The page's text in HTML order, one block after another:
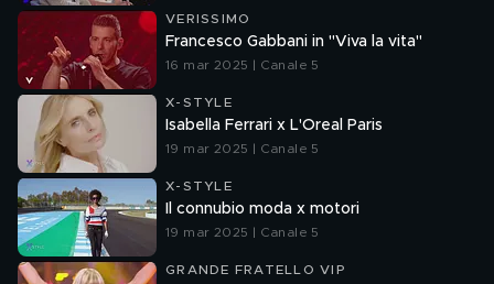
VERISSIMO
Francesco Gabbani in "Viva la vita"
16 mar 2025 | Canale 5
X-STYLE
Isabella Ferrari x L'Oreal Paris
19 mar 2025 | Canale 5
X-STYLE
Il connubio moda x motori
19 mar 2025 | Canale 5
GRANDE FRATELLO VIP